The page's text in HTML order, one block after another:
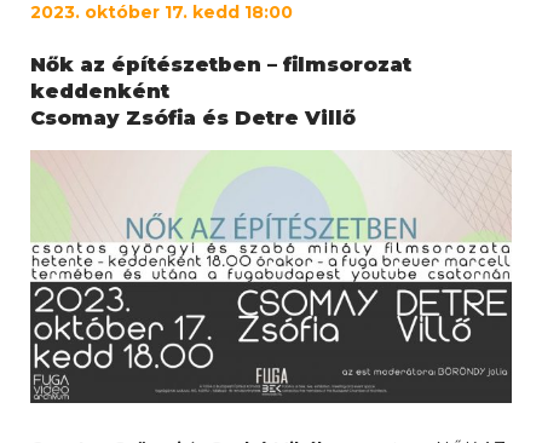
2023. október 17. kedd 18:00
Nők az építészetben – filmsorozat
keddenként
Csomay Zsófia és Detre Villő